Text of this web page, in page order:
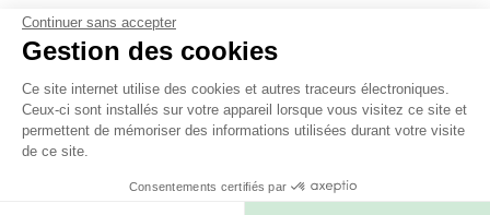
Youtube
Podcast
CGV
Continuer sans accepter
Gestion des cookies
Ce site internet utilise des cookies et autres traceurs électroniques.
Ceux-ci sont installés sur votre appareil lorsque vous visitez ce site et
permettent de mémoriser des informations utilisées durant votre visite
de ce site.
Consentements certifiés par